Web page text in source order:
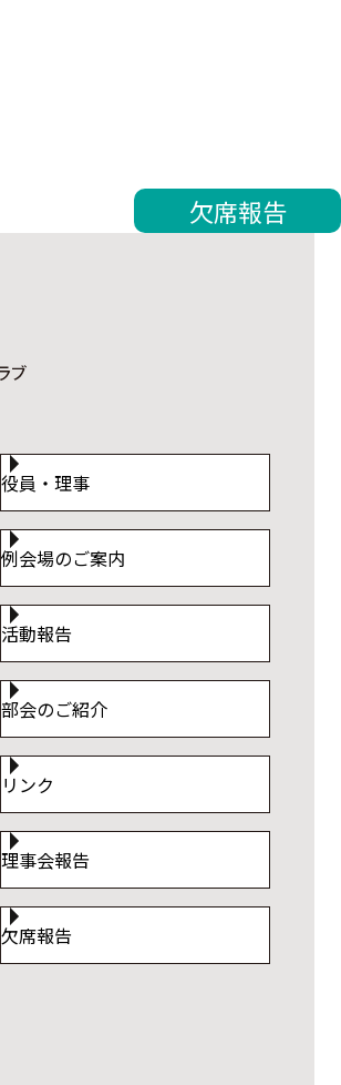
欠席報告
役員・理事
例会場のご案内
活動報告
部会のご紹介
リンク
理事会報告
欠席報告